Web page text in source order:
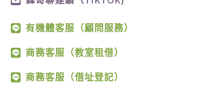
有機體客服（顧問服務）
商務客服（教室租借）
商務客服（借址登記）